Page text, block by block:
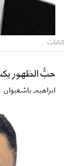
كتابات
حبُّ الظهور
ابراهيم باشغيوان